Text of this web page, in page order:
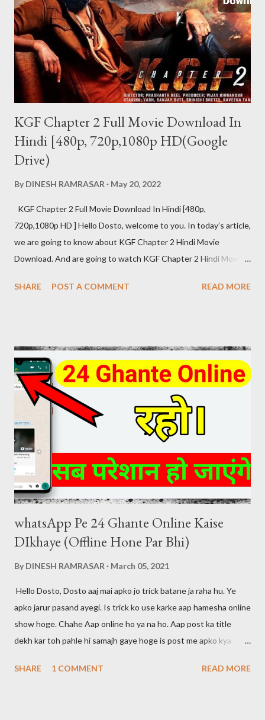
वर्जन दोनों उपलब्ध हैं. पेड वर्जन की प्राइस 122 रुपए है. जिसमे...
KGF Chapter 2 Full Movie Download In
Hindi [480p, 720p,1080p HD(Google
Drive)
By DINESH RAMRASAR May 20, 2022
KGF Chapter 2 Full Movie Download In Hindi [480p,
720p,1080p HD ] Hello Dosto, welcome to you. In today’s article,
we are going to know about KGF Chapter 2 Hindi Movie
Download. And are going to watch KGF Chapter 2 Hindi Movie
2 Hindi is as much in the global as in the fans of Hindi films. KGF
Kiragandur Production: Hombale Films Writer: Prashanth Neel
Music: Ravi Basrur Language: Hindi KGF 2 HINDI DUBBED
DIRECT DOWNLOAD LINK KGF 2 (2022) Hindi Dubbed 480p
[445 MB] Download Link ( click here ) KGF 2 (2022) Hindi Dubbed
720p [1.5 GB] Download Link ( click here ) KGF 2 (2022) Hindi
Dubbed 1080p [5 GB] Download Link ( click here )
SHARE POST A COMMENT READ MORE
whatsApp Pe 24 Ghante Online Kaise
DIkhaye (Offline Hone Par Bhi)
By DINESH RAMRASAR March 05, 2021
Hello Dosto, Dosto aaj mai apko jo trick batane ja raha hu. Ye
apko jarur pasand ayegi. Is trick ko use karke aap hamesha online
show hoge. Chahe Aap online ho ya na ho. Aap post ka title
dekh kar toh pahle hi samajh gaye hoge is post me apko kya
aap whatsapp call ko disable karna chahte hai toh aap ye post
SHARE 1 COMMENT READ MORE